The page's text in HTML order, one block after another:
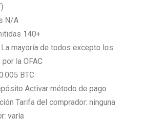
N/A
140+
mayoría de todos excepto los
la OFAC
BTC
Activar método de pago
Tarifa del comprador: ninguna
varía